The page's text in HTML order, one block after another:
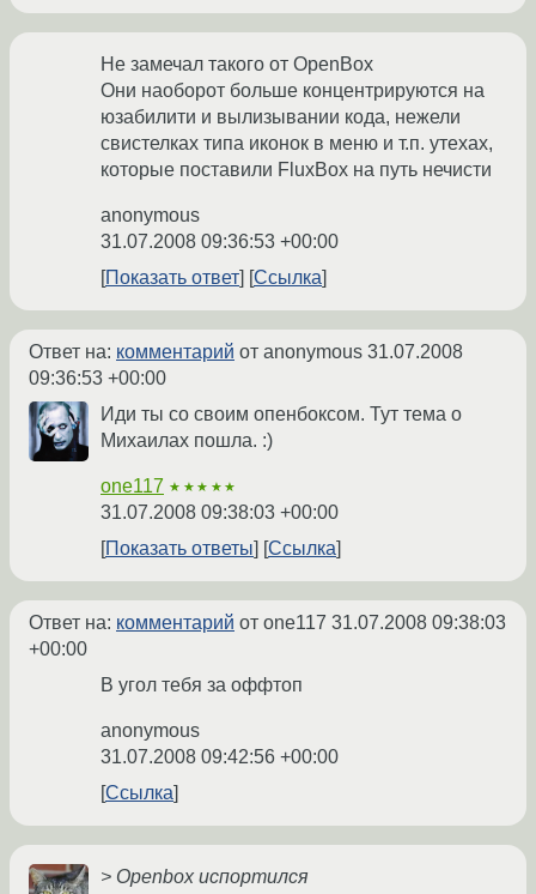
Не замечал такого от OpenBox
Они наоборот больше концентрируются на
юзабилити и вылизывании кода, нежели
свистелках типа иконок в меню и т.п. утехах,
которые поставили FluxBox на путь нечисти
anonymous
31.07.2008 09:36:53 +00:00
Показать ответ
Ссылка
Ответ на: комментарий от anonymous 31.07.2008
09:36:53 +00:00
Иди ты со своим опенбоксом. Тут тема о
Михаилах пошла. :)
one117 ★★★★★
31.07.2008 09:38:03 +00:00
Показать ответы
Ссылка
Ответ на: комментарий от one117 31.07.2008 09:38:03
+00:00
В угол тебя за оффтоп
anonymous
31.07.2008 09:42:56 +00:00
Ссылка
> Openbox испортился